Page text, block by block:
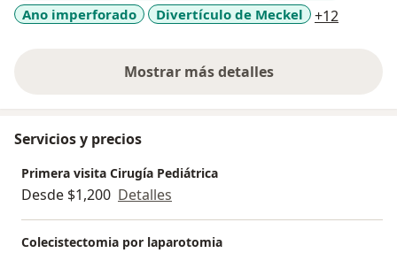
Ano imperforado
Divertículo de Meckel +12
Mostrar más detalles
sobre la experiencia
Servicios y precios
Primera visita Cirugía Pediátrica
Desde $1,200 Detalles
Colecistectomia por laparotomia